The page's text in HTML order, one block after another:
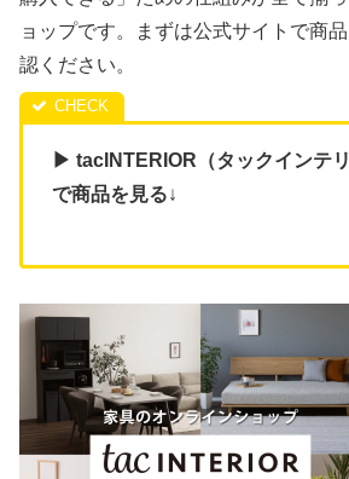
ョップです。まずは公式サイトで商
認ください。
▶ tacINTERIOR（タックインテ
で商品を見る↓